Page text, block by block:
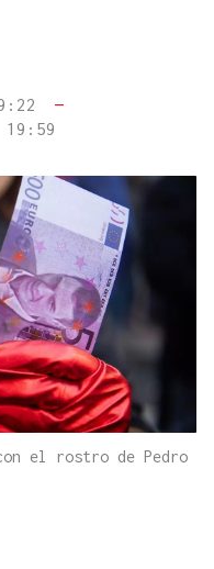
—
el rostro de Pedro